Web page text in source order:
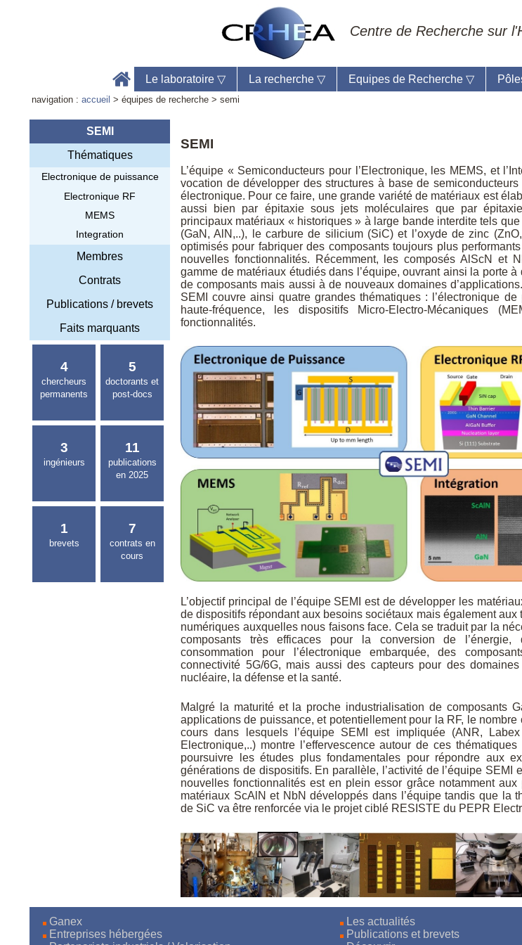
Centre de Recherche sur
Le laboratoire▽ La recherche▽ Equipes de Recherche▽
navigation :accueil > équipes de recherche > semi
SEMI
Thématiques
Electronique de puissance
Electronique RF
MEMS
Integration
Membres
Contrats
Publications / brevets
Faits marquants
4
chercheurs
permanents
5
doctorants et
post-docs
3
ingénieurs
11
publications
en 2025
1
brevets
7
contrats en
cours
SEMI
L’équipe « Semiconducteurs pour l’Electronique, les MEMS, et
vocation de développer des structures à base de semiconducteurs
électronique. Pour ce faire, une grande variété de matériaux est
aussi bien par épitaxie sous jets moléculaires que par
principaux matériaux « historiques » à large bande interdite tels que
(GaN, AlN,..), le carbure de silicium (SiC) et l’oxyde de zinc
optimisés pour fabriquer des composants toujours plus
nouvelles fonctionnalités. Récemment, les composés AlScN et
gamme de matériaux étudiés dans l’équipe, ouvrant ainsi la porte
de composants mais aussi à de nouveaux domaines
SEMI couvre ainsi quatre grandes thématiques : l’électronique de
haute-fréquence, les dispositifs Micro-Electro-Mécaniques
fonctionnalités.
L’objectif principal de l’équipe SEMI est de développer les
de dispositifs répondant aux besoins sociétaux mais également aux
numériques auxquelles nous faisons face. Cela se traduit par la
composants très efficaces pour la conversion de l’énergie,
consommation pour l’électronique embarquée, des
connectivité 5G/6G, mais aussi des capteurs pour des
nucléaire, la défense et la santé.
Malgré la maturité et la proche industrialisation de composants
applications de puissance, et potentiellement pour la RF, le nombre
cours dans lesquels l’équipe SEMI est impliquée (ANR,
Electronique,..) montre l’effervescence autour de ces
poursuivre les études plus fondamentales pour répondre aux
générations de dispositifs. En parallèle, l’activité de l’équipe SEMI
nouvelles fonctionnalités est en plein essor grâce notamment aux
matériaux ScAlN et NbN développés dans l’équipe tandis que la
de SiC va être renforcée via le projet ciblé RESISTE du PEPR
Ganex
Entreprises hébergées
Les actualités
Publications et brevets
Accueil du laboratoire :Anne-Marie Cornuet
Téléphone: +33 4 93 95 42 00
Webmestre